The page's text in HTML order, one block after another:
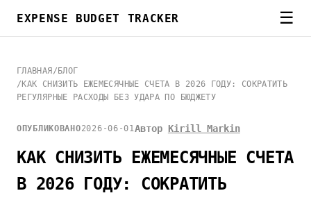
EXPENSE BUDGET TRACKER ☰
ГЛАВНАЯ / БЛОГ
/ КАК СНИЗИТЬ ЕЖЕМЕСЯЧНЫЕ СЧЕТА В 2026 ГОДУ: СОКРАТИТЬ
РЕГУЛЯРНЫЕ РАСХОДЫ БЕЗ УДАРА ПО БЮДЖЕТУ
ОПУБЛИКОВАНО2026-06-01 Автор Kirill Markin
КАК СНИЗИТЬ ЕЖЕМЕСЯЧНЫЕ СЧЕТА
В 2026 ГОДУ: СОКРАТИТЬ